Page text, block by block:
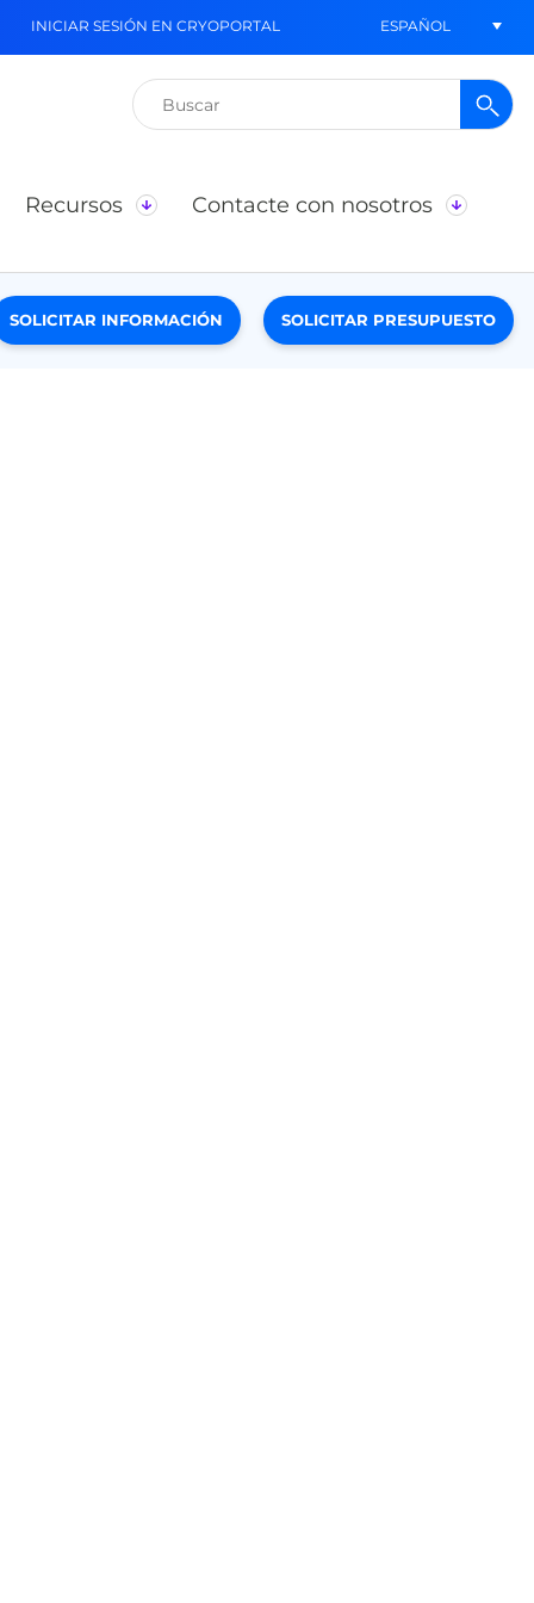
INICIAR SESIÓN EN CRYOPORTAL ESPAÑOL
Buscar:
Recursos
Contacte con nosotros
SOLICITAR INFORMACIÓN SOLICITAR PRESUPUESTO